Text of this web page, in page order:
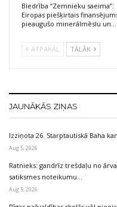
Biedrība “Zemnieku saeima”:
Eiropas piešķirtais
pieaugušo minerālmēslu un…
ATPAKAĻ TĀLĀK
JAUNĀKĀS ZIŅAS
Izziņota 26. Starptautiskā Baha
Aug 5, 2026
Ratnieks: gandrīz trešdaļu no
satiksmes noteikumu…
Aug 5, 2026